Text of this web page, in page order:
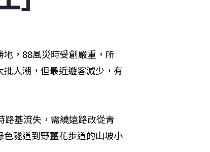
，88風災時受創嚴重，所
人潮，但最近遊客減少，有
路基流失，需繞遠路改從青
隧道到野薑花步道的山坡小